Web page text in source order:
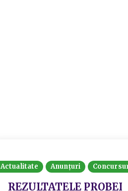
Actualitate Anunțuri
REZULTATELE PROBEI